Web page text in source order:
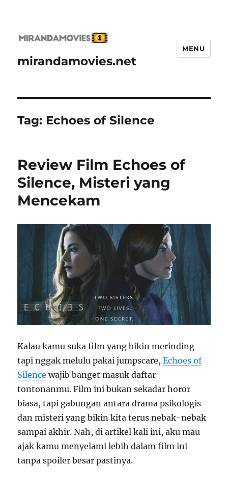
mirandamovies.net
MENU
Tag: Echoes of Silence
Review Film Echoes of
Silence, Misteri yang
Mencekam
Kalau kamu suka film yang bikin merinding
tapi nggak melulu pakai jumpscare,Echoes of
Silence wajib banget masuk daftar
tontonanmu. Film ini bukan sekadar horor
biasa, tapi gabungan antara drama psikologis
dan misteri yang bikin kita terus nebak-nebak
sampai akhir. Nah, di artikel kali ini, aku mau
ajak kamu menyelami lebih dalam film ini
tanpa spoiler besar pastinya.